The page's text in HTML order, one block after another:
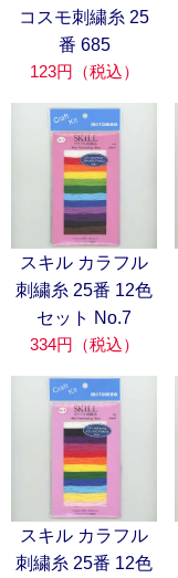
コスモ刺繍糸 25
番 685
123円（税込）
スキル カラフル
刺繍糸 25番 12色
セット No.7
334円（税込）
スキル カラフル
刺繍糸 25番 12色